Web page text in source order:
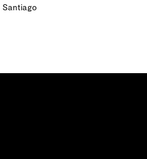
Santiago